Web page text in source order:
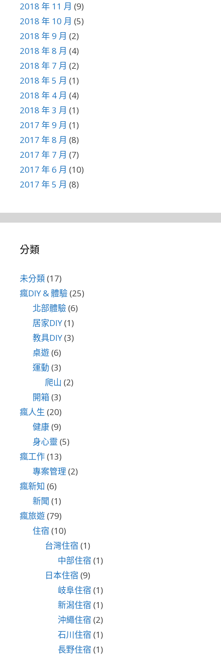
2018 年 11 月 (9)
2018 年 10 月 (5)
2018 年 9 月 (2)
2018 年 8 月 (4)
2018 年 7 月 (2)
2018 年 5 月 (1)
2018 年 4 月 (4)
2018 年 3 月 (1)
2017 年 9 月 (1)
2017 年 8 月 (8)
2017 年 7 月 (7)
2017 年 6 月 (10)
2017 年 5 月 (8)
分類
未分類(17)
瘋DIY & 體驗(25)
北部體驗(6)
居家DIY(1)
教具DIY(3)
桌遊(6)
運動 (3)
爬山 (2)
開箱(3)
瘋人生 (20)
健康(9)
身心靈 (5)
瘋工作(13)
專案管理 (2)
瘋新知 (6)
新聞 (1)
瘋旅遊(79)
住宿 (10)
台灣住宿 (1)
中部住宿 (1)
日本住宿 (9)
岐阜住宿 (1)
新潟住宿 (1)
沖繩住宿 (2)
石川住宿 (1)
長野住宿 (1)